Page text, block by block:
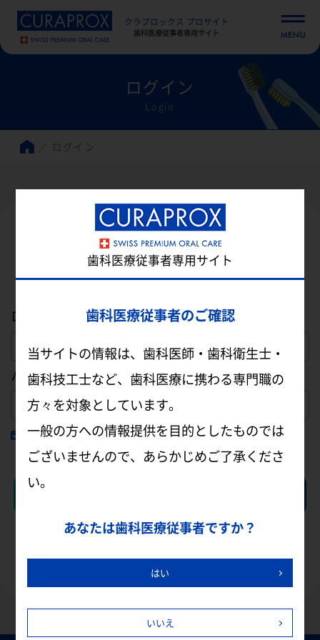
クラプロックス プロサイト
歯科医療従事者専用サイト
ログイン
Login
ログイン
ログイン
ログインID（メールアドレス）
パスワード
ログイン状態を保持する
パスワードを忘れた方はこちら
歯科医療従事者専用サイト
歯科医療従事者のご確認
当サイトの情報は、歯科医師・歯科衛生士・
歯科技工士など、歯科医療に携わる専門職の
方々を対象としています。
一般の方への情報提供を目的としたものでは
ございませんので、あらかじめご了承くださ
い。
あなたは歯科医療従事者ですか？
はい
いいえ